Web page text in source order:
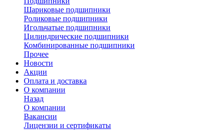
Шариковые подшипники
Роликовые подшипники
Игольчатые подшипники
Цилиндрические подшипники
Комбинированные подшипники
Прочее
Новости
Акции
Оплата и доставка
О компании
Назад
О компании
Вакансии
Лицензии и сертификаты